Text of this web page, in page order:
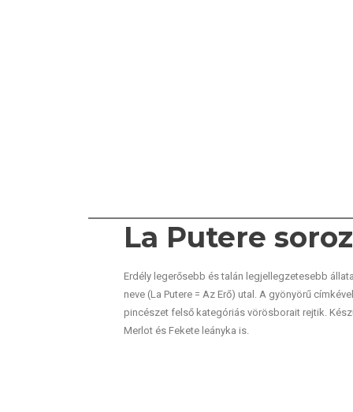
La Putere
Erdély legerősebb és talán legjellegzetesebb
neve (La Putere = Az Erő) utal. A gyönyörű
pincészet felső kategóriás vörösborait rejtik.
Merlot és Fekete leányka is.